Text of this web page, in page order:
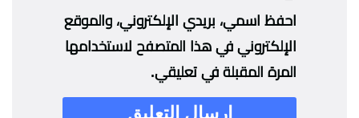
احفظ اسمي، بريدي الإلكتروني، والموقع
الإلكتروني في هذا المتصفح لاستخدامها
المرة المقبلة في تعليقي.